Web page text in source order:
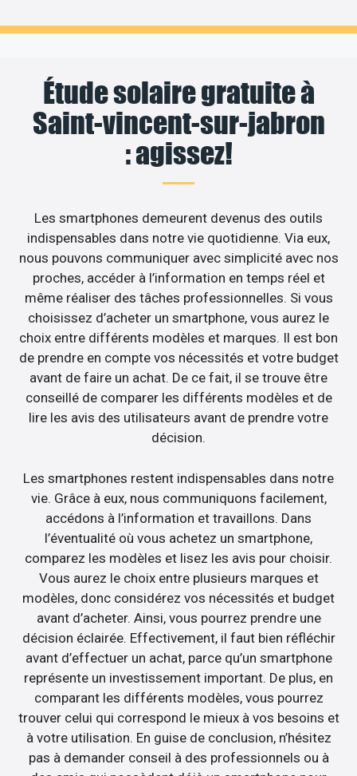
Étude solaire gratuite à
Saint-vincent-sur-jabron
: agissez!
Les smartphones demeurent devenus des outils
indispensables dans notre vie quotidienne. Via eux,
nous pouvons communiquer avec simplicité avec nos
proches, accéder à l’information en temps réel et
même réaliser des tâches professionnelles. Si vous
choisissez d’acheter un smartphone, vous aurez le
choix entre différents modèles et marques. Il est bon
de prendre en compte vos nécessités et votre budget
avant de faire un achat. De ce fait, il se trouve être
conseillé de comparer les différents modèles et de
lire les avis des utilisateurs avant de prendre votre
décision.
Les smartphones restent indispensables dans notre
vie. Grâce à eux, nous communiquons facilement,
accédons à l’information et travaillons. Dans
l’éventualité où vous achetez un smartphone,
comparez les modèles et lisez les avis pour choisir.
Vous aurez le choix entre plusieurs marques et
modèles, donc considérez vos nécessités et budget
avant d’acheter. Ainsi, vous pourrez prendre une
décision éclairée. Effectivement, il faut bien réfléchir
avant d’effectuer un achat, parce qu’un smartphone
représente un investissement important. De plus, en
comparant les différents modèles, vous pourrez
trouver celui qui correspond le mieux à vos besoins et
à votre utilisation. En guise de conclusion, n’hésitez
pas à demander conseil à des professionnels ou à